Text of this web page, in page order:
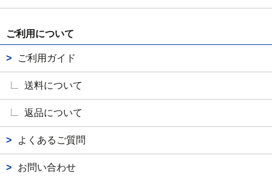
ご利用について
ご利用ガイド
送料について
返品について
よくあるご質問
お問い合わせ